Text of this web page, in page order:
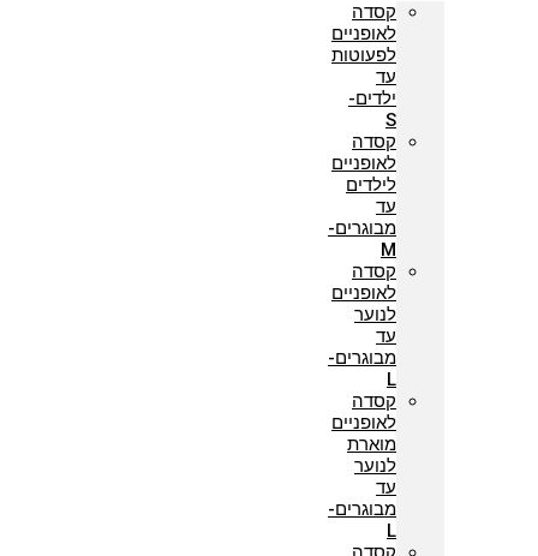
קסדה
לאופניים
לפעוטות
עד
ילדים-
S
קסדה
לאופניים
לילדים
עד
מבוגרים-
M
קסדה
לאופניים
לנוער
עד
מבוגרים-
L
קסדה
לאופניים
מוארת
לנוער
עד
מבוגרים-
L